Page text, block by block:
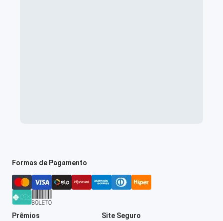
Formas de Pagamento
Prêmios Site Seguro